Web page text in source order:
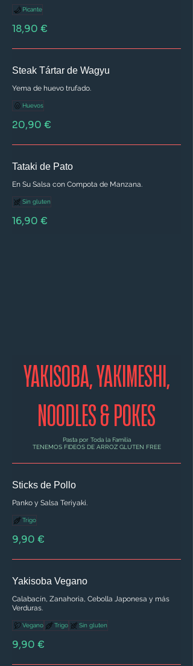
18,90 €
Picante
Steak Tártar de Wagyu
Yema de huevo trufado.
20,90 €
Huevos
Tataki de Pato
En Su Salsa con Compota de Manzana.
16,90 €
Sin gluten
YAKISOBA, YAKIMESHI,
NOODLES & POKES
Pasta por Toda la Familia
TENEMOS FIDEOS DE ARROZ GLUTEN FREE
Sticks de Pollo
Panko y Salsa Teriyaki.
9,90 €
Trigo
Yakisoba Vegano
Calabacín, Zanahoria, Cebolla Japonesa y más
Verduras.
9,90 €
Vegano Trigo Sin gluten